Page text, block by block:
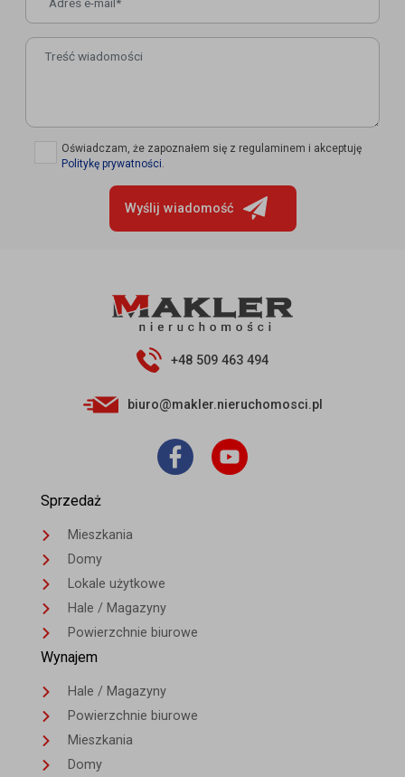
Oświadczam, że zapoznałem się z regulaminem i akceptuję
Politykę prywatności.
Wyślij wiadomość
+48 509 463 494
biuro@makler.nieruchomosci.pl
Sprzedaż
Mieszkania
Domy
Lokale użytkowe
Hale / Magazyny
Powierzchnie biurowe
Wynajem
Hale / Magazyny
Powierzchnie biurowe
Mieszkania
Domy